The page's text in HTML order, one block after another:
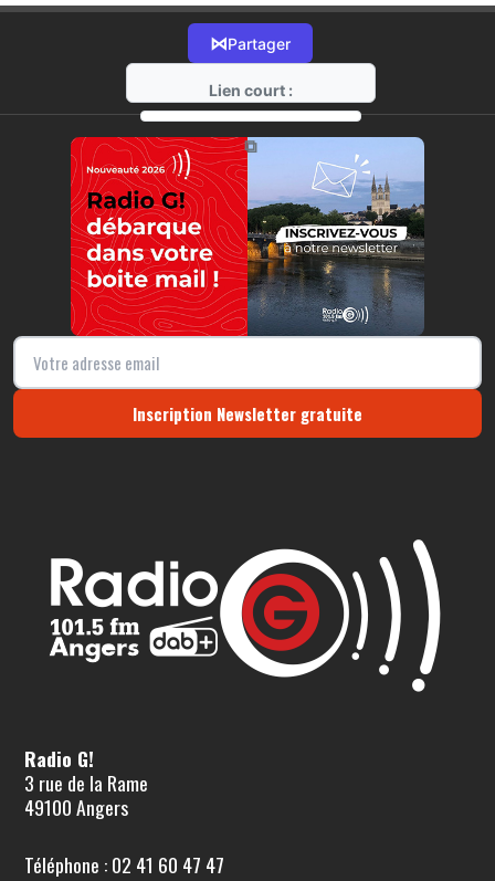
⋈Partager
Lien court :
https://radio-g.fr?9950
⧉
Inscription Newsletter gratuite
Radio G!
3 rue de la Rame
49100 Angers
Téléphone : 02 41 60 47 47